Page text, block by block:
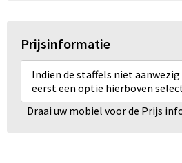
Prijsinformatie
Indien de staffels niet
eerst een optie hierboven
Draai uw mobiel voor de Prijs